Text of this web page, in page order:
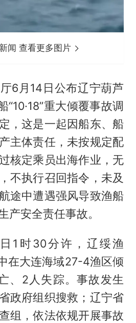
闻 查看更多图片
6月14日公布辽宁葫芦
“10·18”重大倾覆事故调
，这是一起因船东、船
主体责任，未按规定配
核定乘员出海作业，无
不执行召回指令，未及
途中遭遇强风导致渔船
产安全责任事故。
1时30分许，辽绥渔
在大连海域27-4渔区倾
、2人失踪。事故发生
政府组织搜救；辽宁省
组，依法依规开展事故